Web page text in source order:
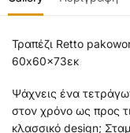
Τραπέζι Retto
60x60x73εκ
Ψάχνεις ένα
στον χρόνο ως προς
κλασσικό design;